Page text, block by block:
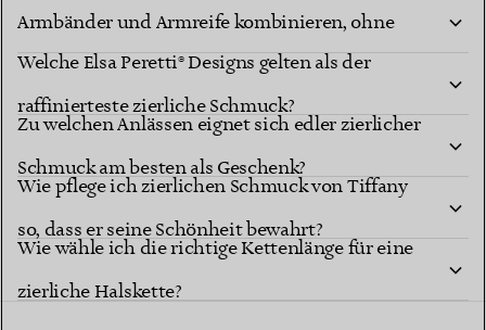
Armbänder und Armreife kombinieren, ohne
dass sie sich verheddern?
Welche Elsa Peretti® Designs gelten als der
raffinierteste zierliche Schmuck?
Zu welchen Anlässen eignet sich edler zierlicher
Schmuck am besten als Geschenk?
Wie pflege ich zierlichen Schmuck von Tiffany
so, dass er seine Schönheit bewahrt?
Wie wähle ich die richtige Kettenlänge für eine
zierliche Halskette?